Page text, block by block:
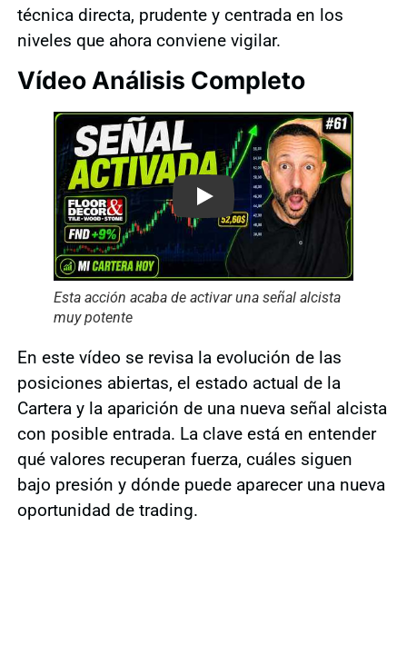
técnica directa, prudente y centrada en los
niveles que ahora conviene vigilar.
Vídeo Análisis Completo
Play
Esta acción acaba de activar una señal alcista
muy potente
En este vídeo se revisa la evolución de las
posiciones abiertas, el estado actual de la
Cartera y la aparición de una nueva señal alcista
con posible entrada. La clave está en entender
qué valores recuperan fuerza, cuáles siguen
bajo presión y dónde puede aparecer una nueva
oportunidad de trading.